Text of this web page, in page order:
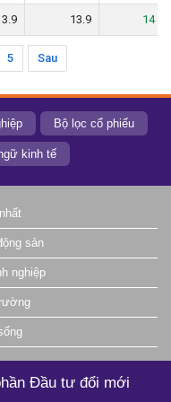
13.9 14
13.9 14
5 Sau
Bộ lọc cổ phiếu
kinh tế
sản
nghiệp
Đầu tư đổi mới